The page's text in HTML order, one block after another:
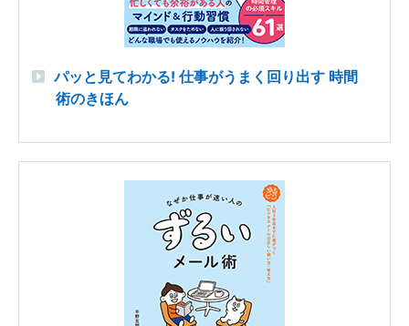
パッと見てわかる! 仕事がうまく回り出す 時間
術のきほん